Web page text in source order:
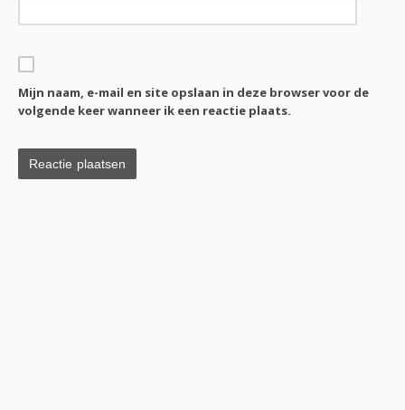
Mijn naam, e-mail en site opslaan in deze browser voor de
volgende keer wanneer ik een reactie plaats.